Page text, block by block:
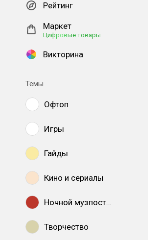
Рейтинг
Маркет
Цифровые товары
Викторина
Темы
Офтоп
Игры
Гайды
Кино и сериалы
Ночной музпостинг
Творчество